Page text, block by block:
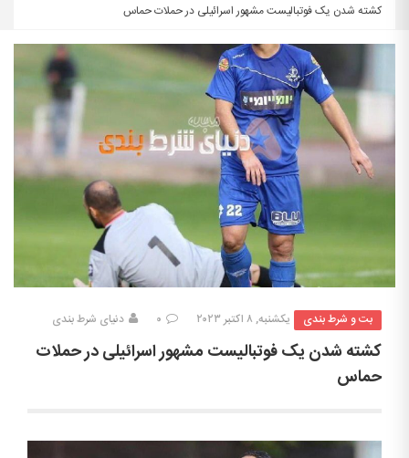
کشته شدن یک فوتبالیست مشهور اسرائیلی در حملات حماس
بت و شرط بندی یکشنبه, ۸ اکتبر ۲۰۲۳ ۰ دنیای شرط بندی
کشته شدن یک فوتبالیست مشهور اسرائیلی در حملات
حماس